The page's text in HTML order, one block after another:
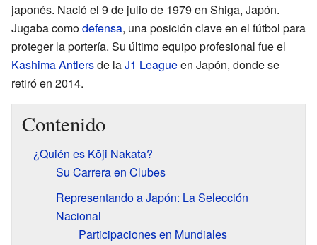
japonés. Nació el 9 de julio de 1979 en Shiga, Japón.
Jugaba comodefensa, una posición clave en el fútbol para
proteger la portería. Su último equipo profesional fue el
Kashima Antlersde laJ1 Leagueen Japón, donde se
retiró en 2014.
Contenido
¿Quién es Kōji Nakata?
Su Carrera en Clubes
Representando a Japón: La Selección
Nacional
Participaciones en Mundiales